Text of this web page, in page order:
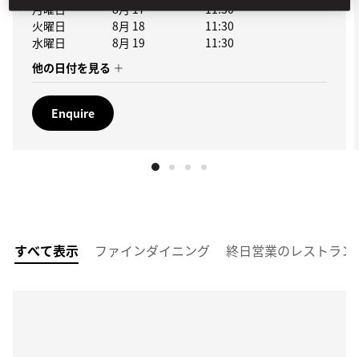
月曜日 8月 17
11:30
火曜日
8月 18
11:30
水曜日
8月 19
11:30
他の日付を見る
Enquire
すべて表示 ファインダイニング 終日営業のレストラン